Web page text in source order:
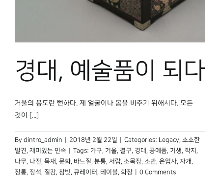
박물관 홈페이지
경대, 예술품이 되다
거울의 용도란 뻔하다. 제 얼굴이나 몸을 비추기 위해서다. 모든
것이 [...]
By dintro_admin 2018년 2월 22일 Categories: Legacy 소소한
발견 재미있는 민속 Tags: 가구 거울 결구 경대 공예품 기생 깍지
나무 나전 목재 문화 바느질 분통 서랍 소목장 소반 은입사 자개
장롱 장석 질감 참빗 큐레이터 테이블 화장
0 Comments